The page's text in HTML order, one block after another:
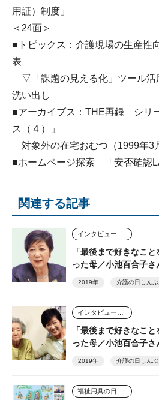
用証）制度」
＜24面＞
■トピックス：介護現場の生産性
表
▽「課題の見える化」ツール活
洗い出し
■アーカイブス：THE再録 シリ
ス（４）」
対象外の在宅おむつ（1999年3
■ホームページ探索 「安否確認
関連する記事
「最後まで好きなこ
った母／小池百合子さ
2019年 介護の日しんぶ
「最後まで好きなこ
った母／小池百合子さ
2019年 介護の日しんぶ